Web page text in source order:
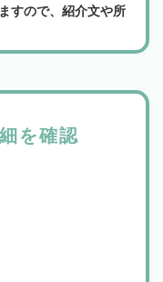
すので、紹介文や所
を確認